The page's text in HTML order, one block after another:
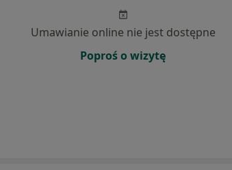
Umawianie online nie jest dostępne
Poproś o wizytę